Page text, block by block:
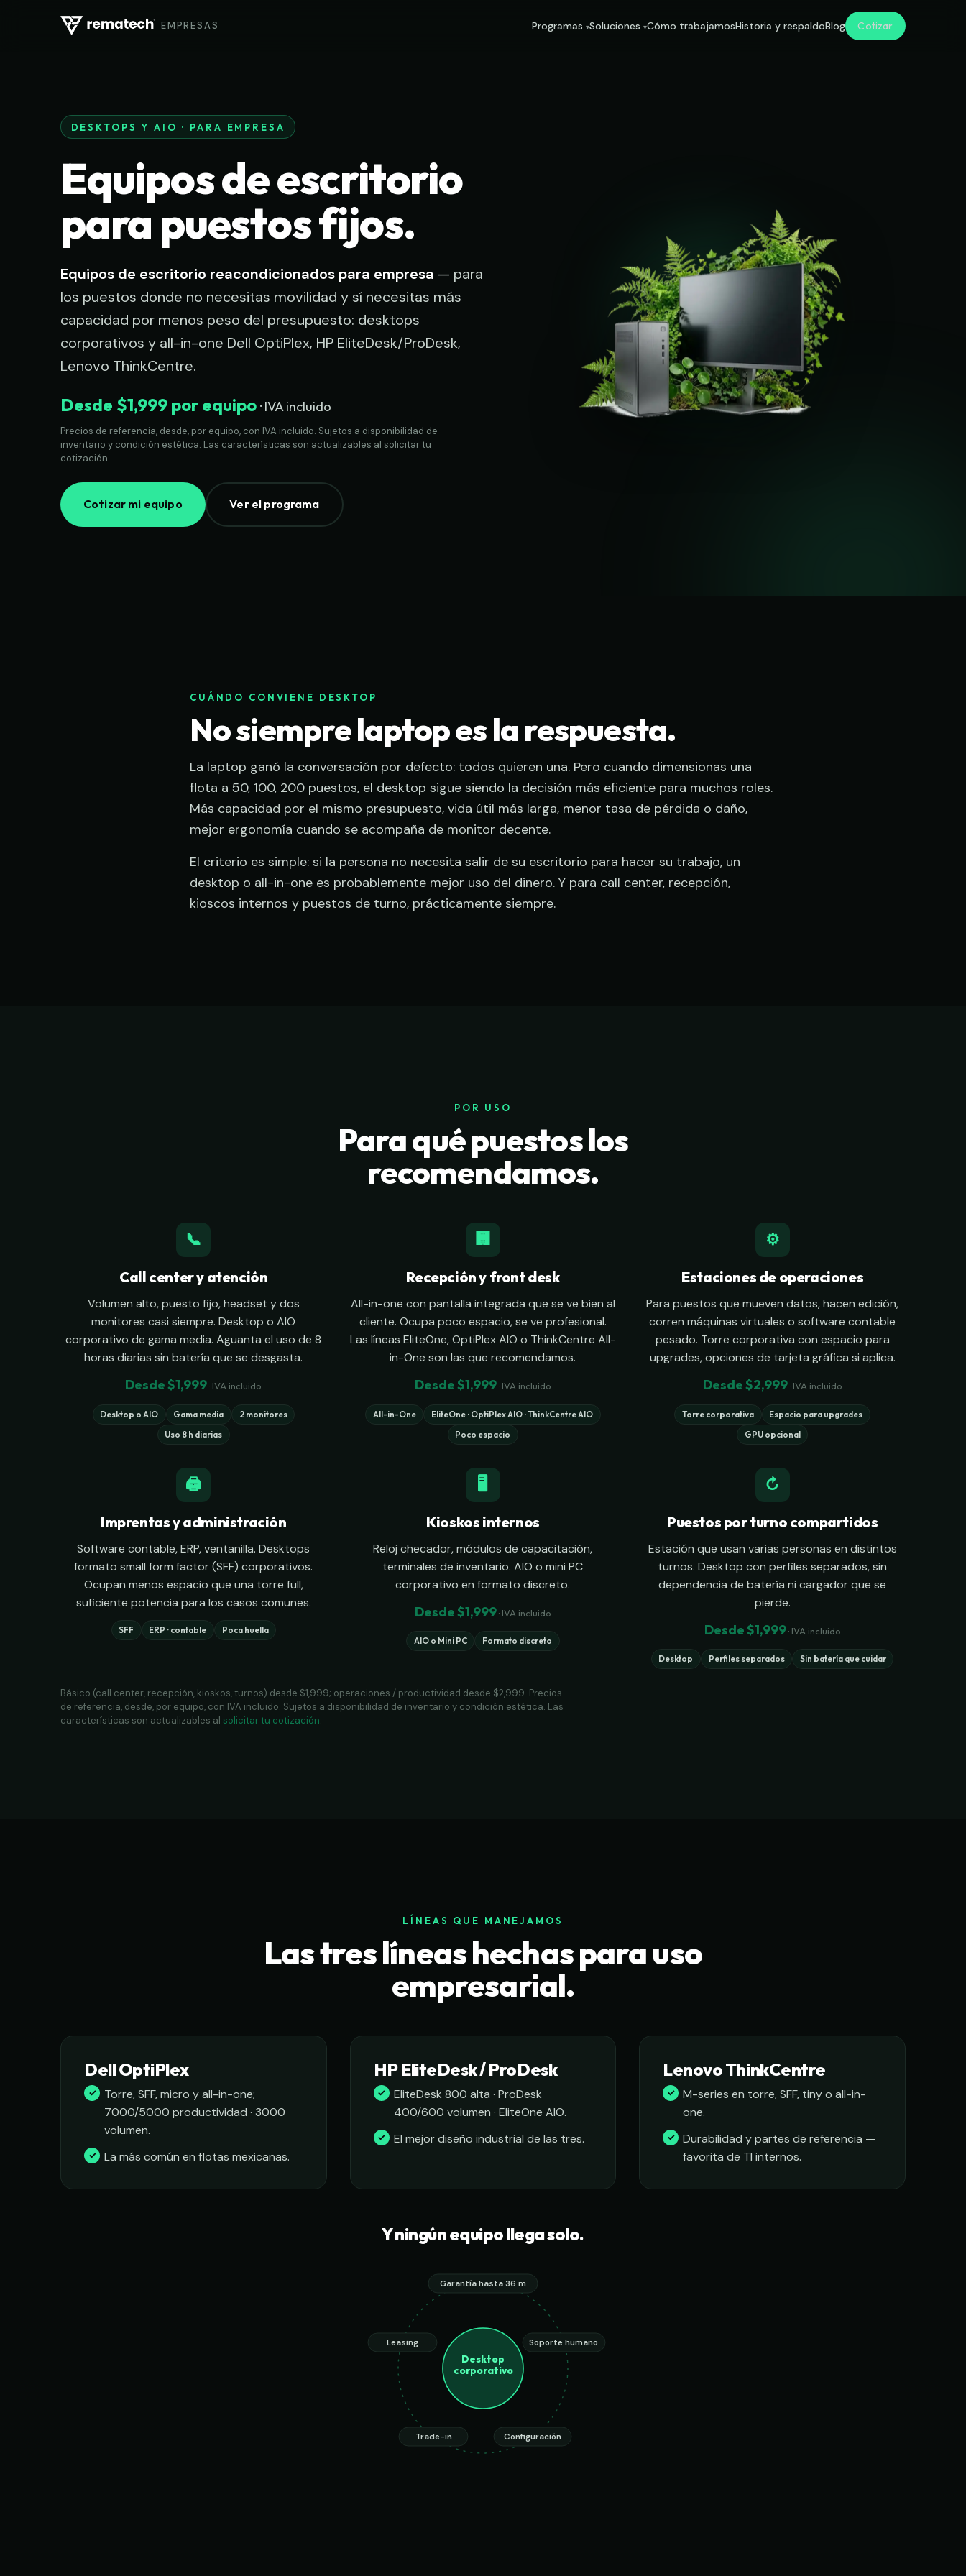
EMPRESAS Programas Soluciones Cómo trabajamosHistoria y respaldoBlog Cotizar
DESKTOPS Y AIO · PARA EMPRESA
Equipos de escritorio
para puestos fijos.
Equipos de escritorio reacondicionados para empresa — para
los puestos donde no necesitas movilidad y sí necesitas más
capacidad por menos peso del presupuesto: desktops
corporativos y all-in-one Dell OptiPlex, HP EliteDesk/ProDesk,
Lenovo ThinkCentre.
Desde $1,999 por equipo · IVA incluido
Precios de referencia, desde, por equipo, con IVA incluido. Sujetos a disponibilidad de
inventario y condición estética. Las características son actualizables al solicitar tu
cotización.
Cotizar mi equipo Ver el programa
CUÁNDO CONVIENE DESKTOP
No siempre laptop es la respuesta.
La laptop ganó la conversación por defecto: todos quieren una. Pero cuando dimensionas una
flota a 50, 100, 200 puestos, el desktop sigue siendo la decisión más eficiente para muchos roles.
Más capacidad por el mismo presupuesto, vida útil más larga, menor tasa de pérdida o daño,
mejor ergonomía cuando se acompaña de monitor decente.
El criterio es simple: si la persona no necesita salir de su escritorio para hacer su trabajo, un
desktop o all-in-one es probablemente mejor uso del dinero. Y para call center, recepción,
kioscos internos y puestos de turno, prácticamente siempre.
POR USO
Para qué puestos los
recomendamos.
📞
Call center y atención
Volumen alto, puesto fijo, headset y dos
monitores casi siempre. Desktop o AIO
corporativo de gama media. Aguanta el uso de 8
horas diarias sin batería que se desgasta.
Desde $1,999· IVA incluido
Desktop o AIO Gama media
2 monitores
Uso 8 h diarias
🏢
Recepción y front desk
All-in-one con pantalla integrada que se ve bien al
cliente. Ocupa poco espacio, se ve profesional.
Las líneas EliteOne, OptiPlex AIO o ThinkCentre All-
in-One son las que recomendamos.
Desde $1,999· IVA incluido
All-in-One
EliteOne · OptiPlex AIO · ThinkCentre AIO
Poco espacio
⚙
Estaciones de operaciones
Para puestos que mueven datos, hacen edición,
corren máquinas virtuales o software contable
pesado. Torre corporativa con espacio para
upgrades, opciones de tarjeta gráfica si aplica.
Desde $2,999· IVA incluido
Torre corporativa
Espacio para upgrades
GPU opcional
🖨
Imprentas y administración
Software contable, ERP, ventanilla. Desktops
formato small form factor (SFF) corporativos.
Ocupan menos espacio que una torre full,
suficiente potencia para los casos comunes.
SFF ERP · contable Poca huella
🖥
Kioskos internos
Reloj checador, módulos de capacitación,
terminales de inventario. AIO o mini PC
corporativo en formato discreto.
Desde $1,999· IVA incluido
AIO o Mini PC Formato discreto
↻
Puestos por turno compartidos
Estación que usan varias personas en distintos
turnos. Desktop con perfiles separados, sin
dependencia de batería ni cargador que se
pierde.
Desde $1,999· IVA incluido
Desktop Perfiles separados Sin batería que cuidar
Básico (call center, recepción, kioskos, turnos) desde $1,999; operaciones / productividad desde $2,999. Precios
de referencia, desde, por equipo, con IVA incluido. Sujetos a disponibilidad de inventario y condición estética. Las
características son actualizables al solicitar tu cotización.
LÍNEAS QUE MANEJAMOS
Las tres líneas hechas para uso
empresarial.
Dell OptiPlex
Torre, SFF, micro y all-in-one;
7000/5000 productividad · 3000
volumen.
La más común en flotas mexicanas.
HP EliteDesk / ProDesk
EliteDesk 800 alta · ProDesk
400/600 volumen · EliteOne AIO.
El mejor diseño industrial de las tres.
Lenovo ThinkCentre
M-series en torre, SFF, tiny o all-in-
one.
Durabilidad y partes de referencia —
favorita de TI internos.
Y ningún equipo llega solo.
Desktop
corporativo
Garantía hasta 36 m
Soporte humano
Configuración
Trade-in
Leasing